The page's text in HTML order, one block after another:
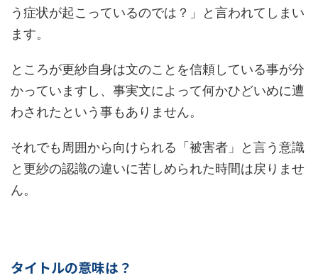
う症状が起こっているのでは？」と言われてしまい
ます。
ところが更紗自身は文のことを信頼している事が分
かっていますし、事実文によって何かひどいめに遭
わされたという事もありません。
それでも周囲から向けられる「被害者」と言う意識
と更紗の認識の違いに苦しめられた時間は戻りませ
ん。
タイトルの意味は？